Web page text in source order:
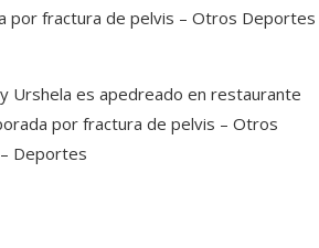
por fractura de pelvis – Otros Deportes